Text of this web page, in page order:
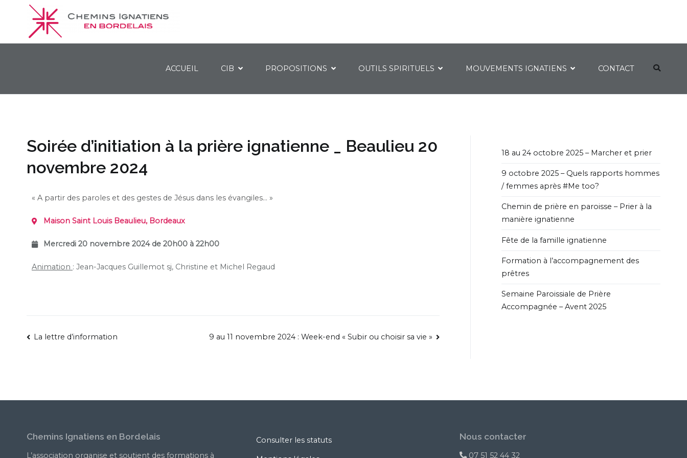
ACCUEIL CIB PROPOSITIONS OUTILS SPIRITUELS MOUVEMENTS IGNATIENS CONTACT
Soirée d’initiation à la prière ignatienne _ Beaulieu 20
novembre 2024
« A partir des paroles et des gestes de Jésus dans les évangiles… »
Maison Saint Louis Beaulieu, Bordeaux
Mercredi 20 novembre 2024 de 20h00 à 22h00
Animation : Jean-Jacques Guillemot sj, Christine et Michel Regaud
La lettre d’information 9 au 11 novembre 2024 : Week-end « Subir ou choisir sa vie »
18 au 24 octobre 2025 – Marcher et prier
9 octobre 2025 – Quels rapports hommes
/ femmes après #Me too?
Chemin de prière en paroisse – Prier à la
manière ignatienne
Fête de la famille ignatienne
Formation à l’accompagnement des
prêtres
Semaine Paroissiale de Prière
Accompagnée – Avent 2025
Chemins Ignatiens en Bordelais
L’association organise et soutient des formations à
Consulter les statuts Nous contacter
07 51 52 44 32